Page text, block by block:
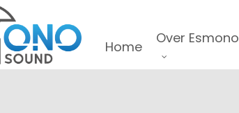
Home
Over Esmono